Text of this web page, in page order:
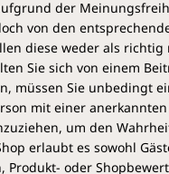
Eisenaufnahme
Kollagenbildung
von Knorpeln,
Haut, Zähnen,
Funktionieren von
von Müdigkeit und
vor oxidativem
der
von den
diese weder als richtig
Sie sich von einem
müssen Sie unbedingt
mit einer anerkannten
um den
erlaubt es sowohl
Produkt- oder